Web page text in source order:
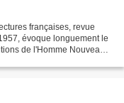
françaises, revue
évoque longuement le
de l'Homme Nouveau)